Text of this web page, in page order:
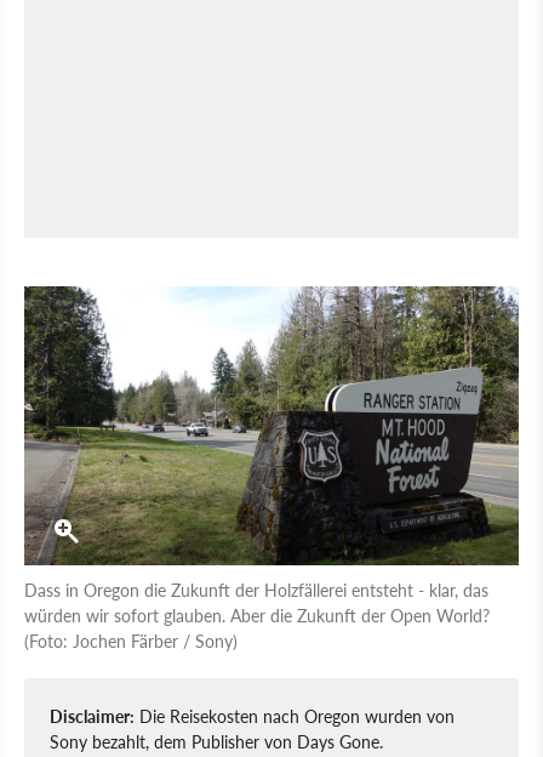
Dass in Oregon die Zukunft der Holzfällerei entsteht - klar, das
würden wir sofort glauben. Aber die Zukunft der Open World?
(Foto: Jochen Färber / Sony)
Disclaimer: Die Reisekosten nach Oregon wurden von
Sony bezahlt, dem Publisher von Days Gone.